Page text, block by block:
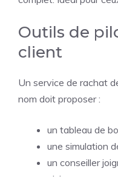
Outils de
client
Un service de rachat
nom doit proposer :
un tableau de
une simulation
un conseiller